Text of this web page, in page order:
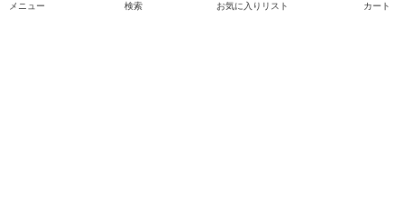
メニュー 検索 お気に入りリスト カート